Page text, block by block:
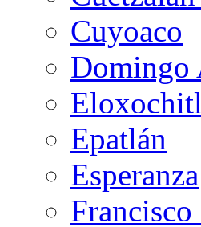
Cuyoaco
Domingo
Epatlán
Esperanza